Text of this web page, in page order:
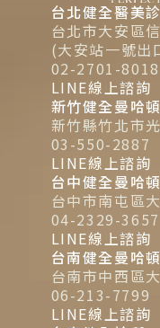
台北健全醫美
台北市大安區
(大安站一號出
02-2701-8018
LINE線上諮詢
新竹健全曼哈
新竹縣竹北市
03-550-2887
LINE線上諮詢
台中健全曼哈
台中市南屯區
04-2329-3657
LINE線上諮詢
台南健全曼哈
台南市中西區
06-213-7799
LINE線上諮詢